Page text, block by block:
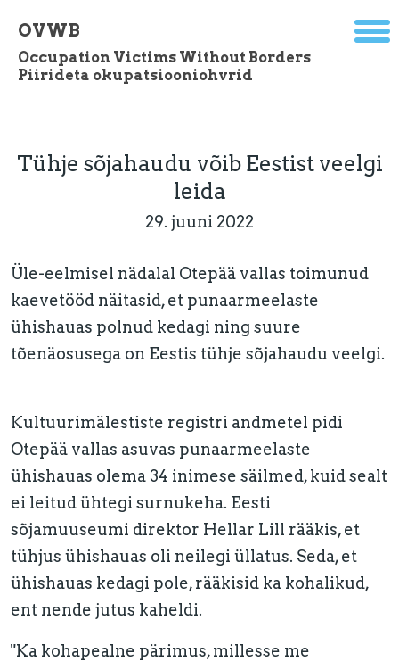
OVWB
Occupation Victims Without Borders
Piirideta okupatsiooniohvrid
Tühje sõjahaudu võib Eestist veelgi
leida
29. juuni 2022
Üle-eelmisel nädalal Otepää vallas toimunud
kaevetööd näitasid, et punaarmeelaste
ühishauas polnud kedagi ning suure
tõenäosusega on Eestis tühje sõjahaudu veelgi.
Kultuurimälestiste registri andmetel pidi
Otepää vallas asuvas punaarmeelaste
ühishauas olema 34 inimese säilmed, kuid sealt
ei leitud ühtegi surnukeha. Eesti
sõjamuuseumi direktor Hellar Lill rääkis, et
tühjus ühishauas oli neilegi üllatus. Seda, et
ühishauas kedagi pole, rääkisid ka kohalikud,
ent nende jutus kaheldi.
"Ka kohapealne pärimus, millesse me